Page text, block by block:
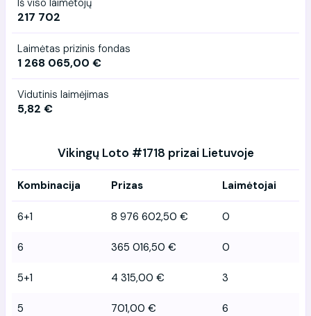
217 702
Laimėtas prizinis fondas
1 268 065,00 €
Vidutinis laimėjimas
5,82 €
Vikingų Loto #1718 prizai Lietuvoje
Kombinacija Prizas Laimėtojai
6+1 8 976 602,50 € 0
6 365 016,50 € 0
5+1 4 315,00 € 3
5 701,00 € 6